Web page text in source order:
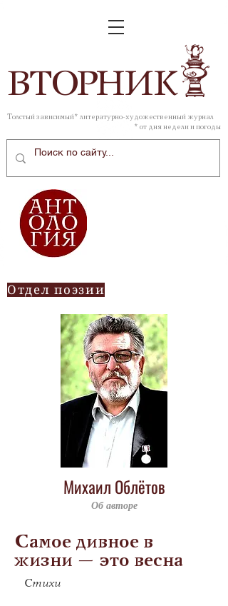
ВТОРНИК
Толстый зависимый* литературно-художественный журнал
* от дня недели и погоды
Отдел поэзии
Михаил Облётов
Об авторе
Самое дивное в
жизни – это весна
Стихи